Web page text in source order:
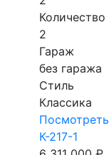
Количество
2
Гараж
без гаража
Стиль
Классика
К-217-1